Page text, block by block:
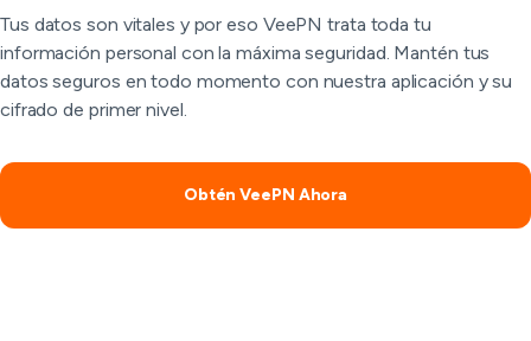
Tus datos son vitales y por eso VeePN trata toda tu
información personal con la máxima seguridad. Mantén tus
datos seguros en todo momento con nuestra aplicación y su
cifrado de primer nivel.
Obtén VeePN Ahora